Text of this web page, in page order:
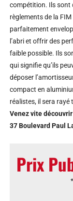
compétition. Ils sont
règlements de la
parfaitement
l’abri et offrir des
faible possible. Ils
qui signifie qu’ils
déposer
compact en
réalistes, il sera rayé
Venez vite
37 Boulevard Paul
Prix